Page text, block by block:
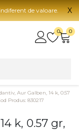
de valoare. X
0 0
Aur Galben, 14 k, 0.57
Produs: 830217
k, 0.57 gr,